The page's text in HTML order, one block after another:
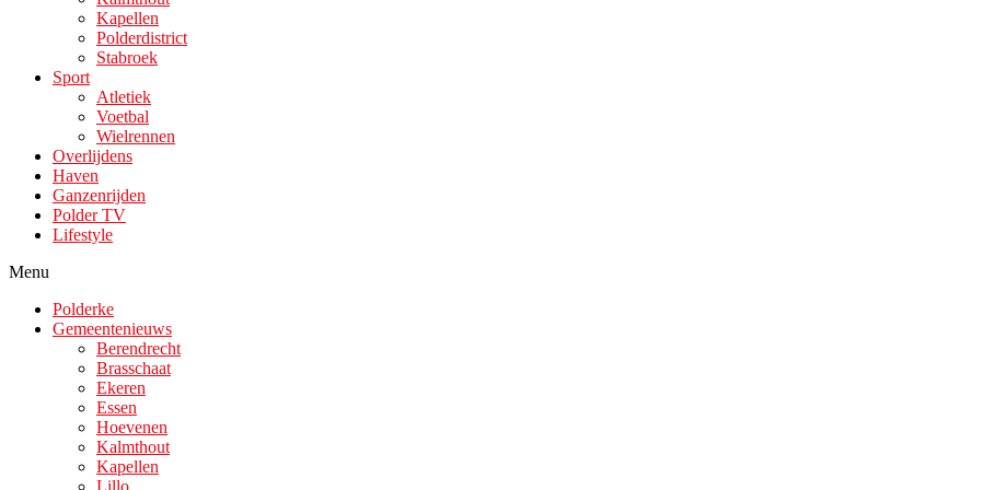
Kapellen
Polderdistrict
Stabroek
Sport
Atletiek
Voetbal
Wielrennen
Overlijdens
Haven
Ganzenrijden
Polder TV
Lifestyle
Menu
Polderke
Gemeentenieuws
Berendrecht
Brasschaat
Ekeren
Essen
Hoevenen
Kalmthout
Kapellen
Lillo